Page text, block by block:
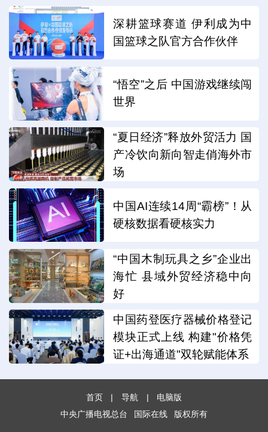
深耕篮球赛道 伊利成为中
国篮球之队官方合作伙伴
“悟空”之后 中国游戏继续闯
世界
“夏日经济”释放外贸活力 国
产冷饮向新向智走俏海外市
场
中国AI连续14周“霸榜”！从
硬核数据看硬核实力
“中国木制玩具之乡”企业出
海忙 县域外贸经济稳中向
好
中国药登医疗器械价格登记
模块正式上线 构建"价格凭
证+出海通道"双轮赋能体系
首页 | 导航 |
电脑版
中央广播电视总台
国际在线 版权所有